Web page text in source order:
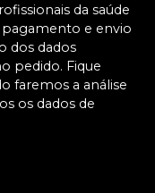
da saúde
pagamento e envio
dos dados
pedido. Fique
faremos a análise
os dados de